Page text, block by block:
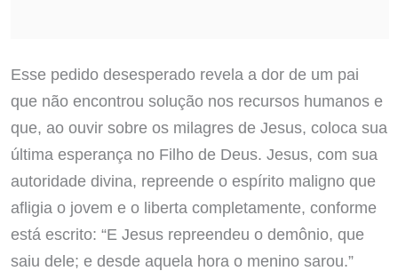
Esse pedido desesperado revela a dor de um pai
que não encontrou solução nos recursos humanos e
que, ao ouvir sobre os milagres de Jesus, coloca sua
última esperança no Filho de Deus. Jesus, com sua
autoridade divina, repreende o espírito maligno que
afligia o jovem e o liberta completamente, conforme
está escrito: “E Jesus repreendeu o demônio, que
saiu dele; e desde aquela hora o menino sarou.”